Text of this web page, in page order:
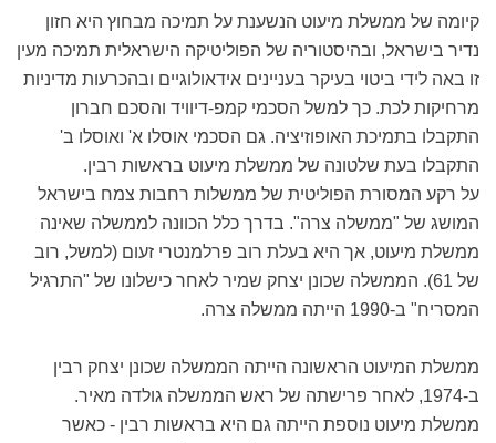
קיומה של ממשלת מיעוט הנשענת על תמיכה מבחוץ היא חזון
נדיר בישראל, ובהיסטוריה של הפוליטיקה הישראלית תמיכה מעין
זו באה לידי ביטוי בעיקר בעניינים אידאולוגיים ובהכרעות מדיניות
מרחיקות לכת. כך למשל הסכמי קמפ-דיוויד והסכם חברון
התקבלו בתמיכת האופוזיציה. גם הסכמי אוסלו א' ואוסלו ב'
התקבלו בעת שלטונה של ממשלת מיעוט בראשות רבין.
על רקע המסורת הפוליטית של ממשלות רחבות צמח בישראל
המושג של "ממשלה צרה". בדרך כלל הכוונה לממשלה שאינה
ממשלת מיעוט, אך היא בעלת רוב פרלמנטרי זעום (למשל, רוב
של 61). הממשלה שכונן יצחק שמיר לאחר כישלונו של "התרגיל
המסריח" ב-1990 הייתה ממשלה צרה.
ממשלת המיעוט הראשונה הייתה הממשלה שכונן יצחק רבין
ב-1974, לאחר פרישתה של ראש הממשלה גולדה מאיר.
ממשלת מיעוט נוספת הייתה גם היא בראשות רבין - כאשר